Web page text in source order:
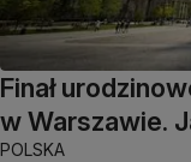
Finał
w Warszawie.
POLSKA